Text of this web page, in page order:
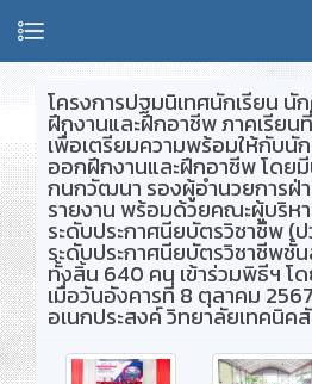
โครงการปฐมนิเทศนักเรียน
ฝึกงานและฝึกอาชีพ ภาคเรียน
เพื่อเตรียมความพร้อมให้กับนั
ออกฝึกงานและฝึกอาชีพ โดย
กนกวัฒนา รองผู้อำนวยการฝ่า
รายงาน พร้อมด้วยคณะผู้บริห
ระดับประกาศนียบัตรวิชาชีพ (
ระดับประกาศนียบัตรวิชาชีพชั้
ทั้งสิ้น 640 คน เข้าร่วมพิธีฯ โ
เมื่อวันอังคารที่ 8 ตุลาคม
อเนกประสงค์ วิทยาลัยเทคนิค